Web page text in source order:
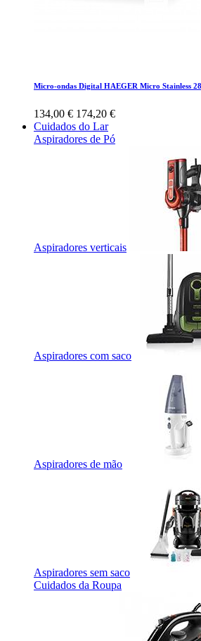
Micro-ondas Digital HAEGER Micro Stainless
134,00 € 174,20 €
Cuidados do Lar
Aspiradores de Pó
Aspiradores verticais
Aspiradores com saco
Aspiradores de mão
Aspiradores sem saco
Cuidados da Roupa